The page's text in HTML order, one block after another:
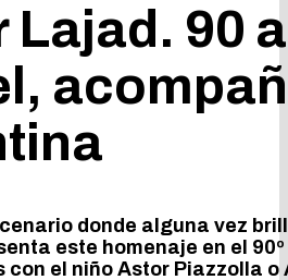
Lajad. 90
donde alguna vez
este homenaje en el
con el niño Astor Piazzolla